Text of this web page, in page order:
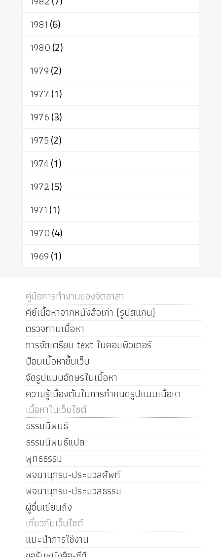
1981 (6)
1980(2)
1979(2)
1977(1)
1976(3)
1975(2)
1974(1)
1972(5)
1971 (1)
1970(4)
1969(1)
คู่มือการทำงานของจิตอาสา
คีย์เนื้อหาจากหนังสือเก่า (รูปสแกน)
ตรวจทานเนื้อหา
การจัดเตรียม text ในคอมพิวเตอร์
ป้อนเนื้อหาขึ้นเว็บ
จัดรูปแบบอักษรในเนื้อหา
ความรู้เบื้องต้นในการกำหนดรูปแบบเนื้อหา
เนื้อหาในเว็บไซต์
ธรรมนิพนธ์
ธรรมนิพนธ์แปล
พุทธธรรม
พจนานุกรม-ประมวลศัพท์
พจนานุกรม-ประมวลธรรม
ผู้อื่นเขียนถึง
เกี่ยวกับเว็บไซต์
แนะนำการใช้งาน